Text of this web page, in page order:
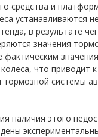
средства и
устанавливаются
в результате
значения
что приводит
тормозной системы
наличия этого